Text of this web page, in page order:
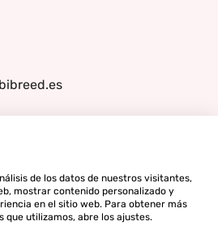
de los datos de nuestros visitantes,
mostrar contenido personalizado y
en el sitio web. Para obtener más
que utilizamos, abre los ajustes.